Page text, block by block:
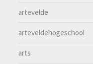
artevelde
arteveldehogeschool
arts